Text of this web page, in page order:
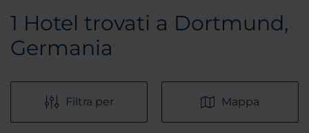
1 Hotel trovati a Dortmund,
Germania
Filtra per Mappa